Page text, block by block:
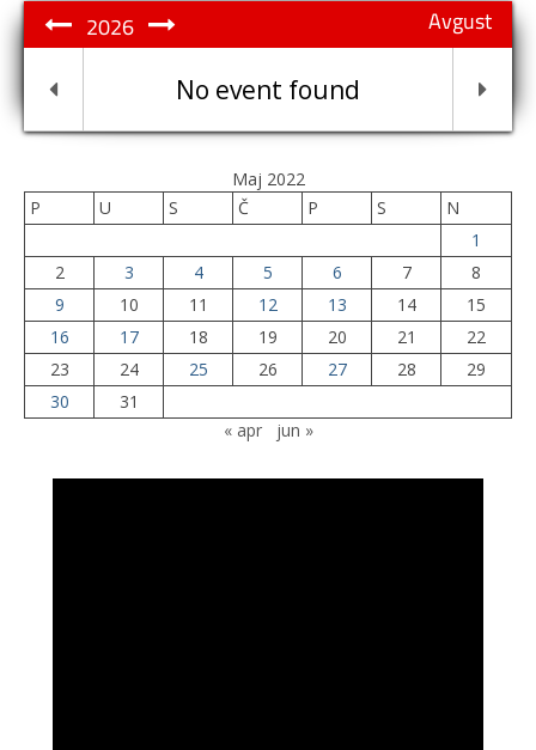
Avgust
2026
No event found
Maj 2022
P
U S Č P S
N
1
2
3 4 5 6 7
8
9
10 11 12 13 14
15
16
17 18 19 20 21
22
23
24 25 26 27 28
29
30
31
« apr
jun »